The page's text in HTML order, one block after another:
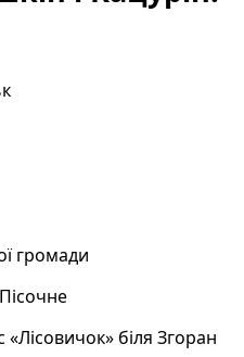
громади
біля Згоран